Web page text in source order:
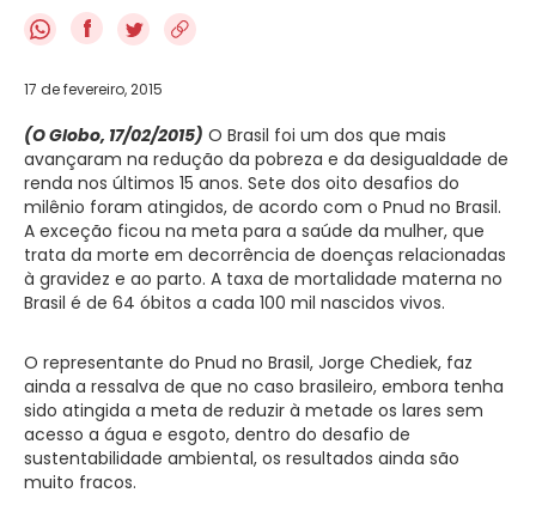
f
17 de fevereiro, 2015
(O Globo, 17/02/2015) O Brasil foi um dos que mais
avançaram na redução da pobreza e da desigualdade de
renda nos últimos 15 anos. Sete dos oito desafios do
milênio foram atingidos, de acordo com o Pnud no Brasil.
A exceção ficou na meta para a saúde da mulher, que
trata da morte em decorrência de doenças relacionadas
à gravidez e ao parto. A taxa de mortalidade materna no
Brasil é de 64 óbitos a cada 100 mil nascidos vivos.
O representante do Pnud no Brasil, Jorge Chediek, faz
ainda a ressalva de que no caso brasileiro, embora tenha
sido atingida a meta de reduzir à metade os lares sem
acesso a água e esgoto, dentro do desafio de
sustentabilidade ambiental, os resultados ainda são
muito fracos.